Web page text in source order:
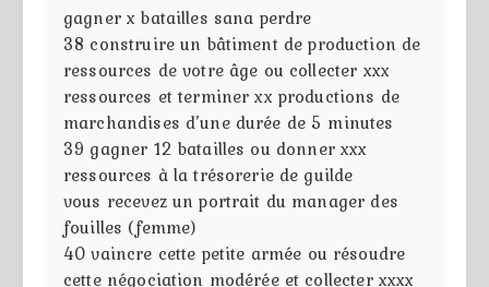
gagner x batailles sana perdre
38 construire un bâtiment de production de
ressources de votre âge ou collecter xxx
ressources et terminer xx productions de
marchandises d’une durée de 5 minutes
39 gagner 12 batailles ou donner xxx
ressources à la trésorerie de guilde
vous recevez un portrait du manager des
fouilles (femme)
40 vaincre cette petite armée ou résoudre
cette négociation modérée et collecter xxxx